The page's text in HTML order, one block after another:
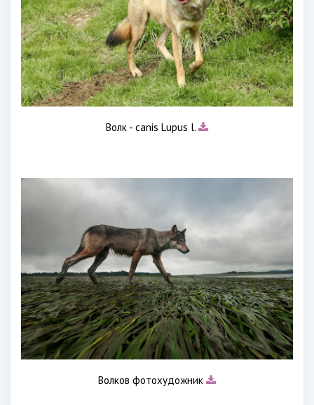
Волк - canis Lupus l.
Волков фотохудожник